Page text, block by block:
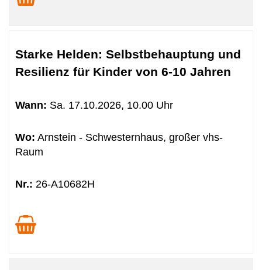
Starke Helden: Selbstbehauptung und
Resilienz für Kinder von 6-10 Jahren
Wann: Sa. 17.10.2026, 10.00 Uhr
Wo: Arnstein - Schwesternhaus, großer vhs-
Raum
Nr.: 26-A10682H